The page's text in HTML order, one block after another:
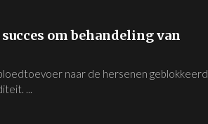
om behandeling van
naar de hersenen geblokkeerd
...